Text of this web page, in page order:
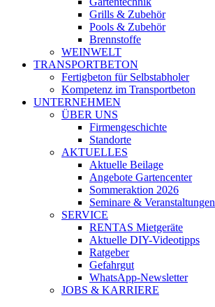
Grills & Zubehör
Pools & Zubehör
Brennstoffe
WEINWELT
TRANSPORTBETON
Fertigbeton für Selbstabholer
Kompetenz im Transportbeton
UNTERNEHMEN
ÜBER UNS
Firmengeschichte
Standorte
AKTUELLES
Aktuelle Beilage
Angebote Gartencenter
Sommeraktion 2026
Seminare & Veranstaltungen
SERVICE
RENTAS Mietgeräte
Aktuelle DIY-Videotipps
Ratgeber
Gefahrgut
WhatsApp-Newsletter
JOBS & KARRIERE